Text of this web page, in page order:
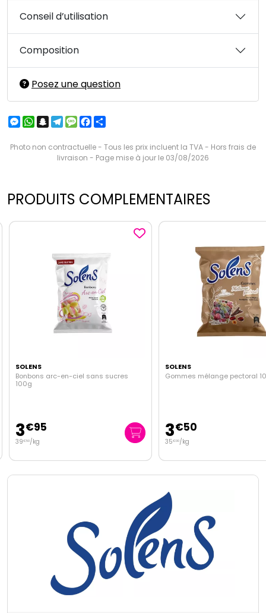
Conseil d’utilisation
Composition
Posez une question
Messenger
WhatsApp
Snapchat
Telegram
MessageFacebook
Photo non contractuelle - Tous les prix incluent la TVA - Hors frais de
livraison - Page mise à jour le 03/08/2026
PRODUITS COMPLEMENTAIRES
SOLENS
Bonbons arc-en-ciel sans sucres
100g
3€95
39€50/kg
SOLENS
Gommes mélange pectoral
3€50
35€00/kg